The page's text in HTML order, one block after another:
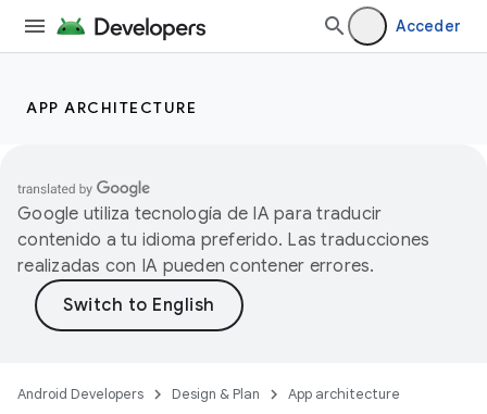
Acceder
APP ARCHITECTURE
Google utiliza tecnología de IA para traducir
contenido a tu idioma preferido. Las traducciones
realizadas con IA pueden contener errores.
Android Developers Design & Plan App architecture